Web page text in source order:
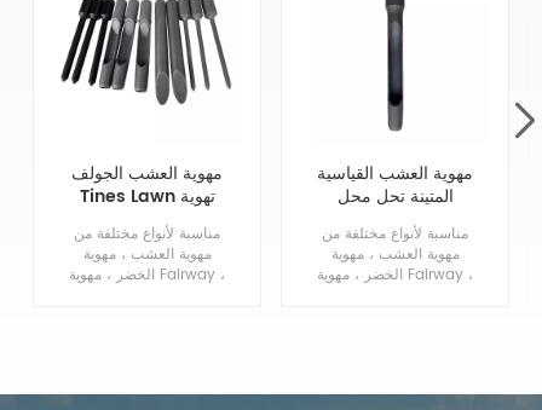
مهوية العشب الجولف
Tines Lawn تهوية
Tines استبدال
مناسبة لأنواع مختلفة من
مهوية العشب ، مهوية
الخضر ، مهوية Fairway ،
مهوية العشب القياسية
المتينة تحل محل
مسامير طرد جانبية
صلبة 3 / 4MTx5.75L
مناسبة لأنواع مختلفة من
مهوية العشب ، مهوية
الخضر ، مهوية Fairway ،